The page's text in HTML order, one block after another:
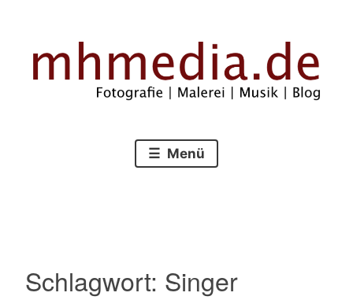
springen
mhmedia.de
Menü
Schlagwort: Singer